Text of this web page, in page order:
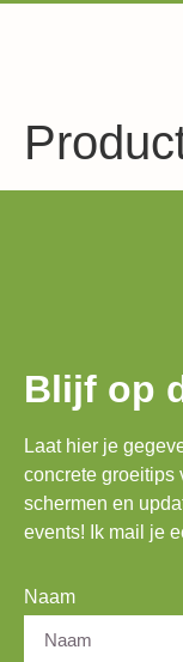
Blijf op
Laat hier je
concrete groeitips
schermen en
events! Ik mail je
Naam